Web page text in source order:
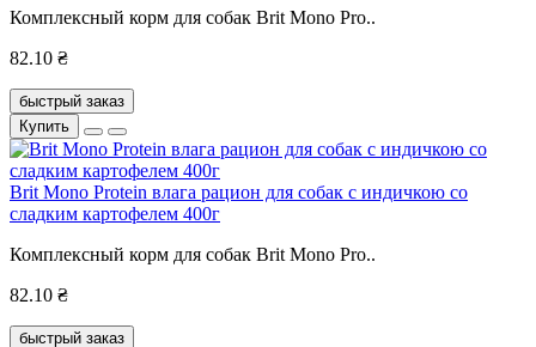
Комплексный корм для собак Brit Mono Pro..
82.10 ₴
быстрый заказ
Купить
Brit Mono Protein влага рацион для собак с индичкою со
сладким картофелем 400г
Комплексный корм для собак Brit Mono Pro..
82.10 ₴
быстрый заказ